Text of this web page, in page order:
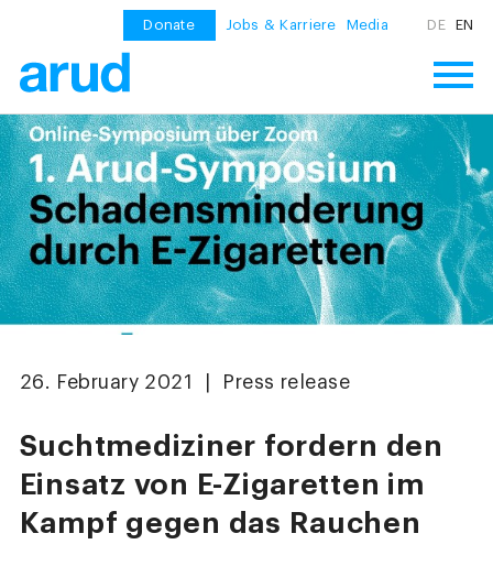
Donate Jobs & Karriere Media DE EN
26. February 2021 | Press release
Suchtmediziner fordern den
Einsatz von E-Zigaretten im
Kampf gegen das Rauchen